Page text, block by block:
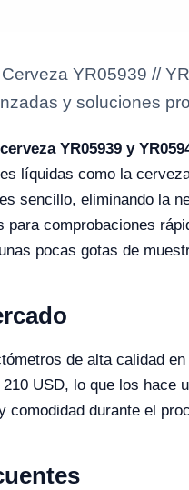
YR05939 //
y soluciones
YR05939 y
líquidas como la
sencillo, eliminando la
para comprobaciones
pocas gotas de
de alta calidad
USD, lo que los hace
comodidad durante el